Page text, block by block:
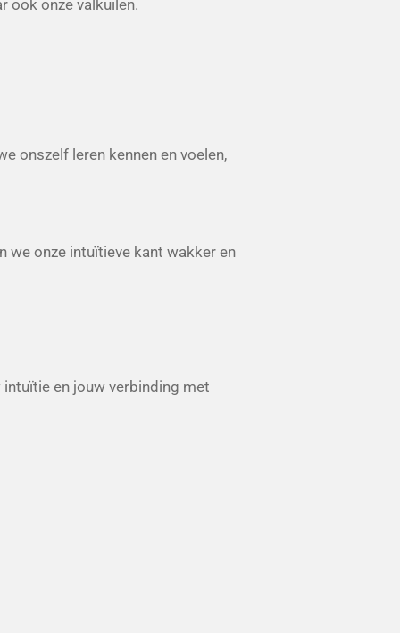
ook onze valkuilen.
onszelf leren kennen en voelen,
we onze intuïtieve kant wakker en
en jouw verbinding met